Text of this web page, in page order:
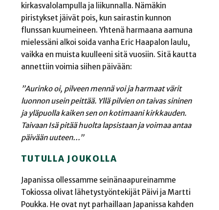
kirkasvalolampulla ja liikunnalla. Nämäkin
piristykset jäivät pois, kun sairastin kunnon
flunssan kuumeineen. Yhtenä harmaana aamuna
mielessäni alkoi soida vanha Eric Haapalon laulu,
vaikka en muista kuulleeni sitä vuosiin. Sitä kautta
annettiin voimia siihen päivään:
”Aurinko oi, pilveen mennä voi ja harmaat värit
luonnon usein peittää. Yllä pilvien on taivas sininen
ja yläpuolla kaiken sen on kotimaani kirkkauden.
Taivaan Isä pitää huolta lapsistaan ja voimaa antaa
päivään uuteen…”
TUTULLA JOUKOLLA
Japanissa ollessamme seinänaapureinamme
Tokiossa olivat lähetystyöntekijät Päivi ja Martti
Poukka. He ovat nyt parhaillaan Japanissa kahden